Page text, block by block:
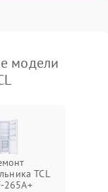
модели
TCL
265A+